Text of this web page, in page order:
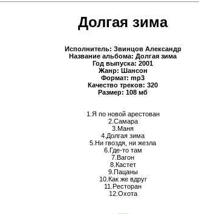
Долгая зима
Исполнитель: Звинцов Александр
Название альбома: Долгая зима
Год выпуска: 2001
Жанр: Шансон
Формат: mp3
Качество треков: 320
Размер: 108 мб
1.Я по новой арестован
2.Самара
3.Маня
4.Долгая зима
5.Ни гвоздя, ни жезла
6.Где-то там
7.Вагон
8.Кастет
9.Пацаны
10.Как же вдруг
11.Ресторан
12.Охотa